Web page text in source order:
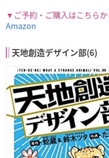
▼ご予約・ご購入はこちらか
Amazon
天地創造デザイン部(6)